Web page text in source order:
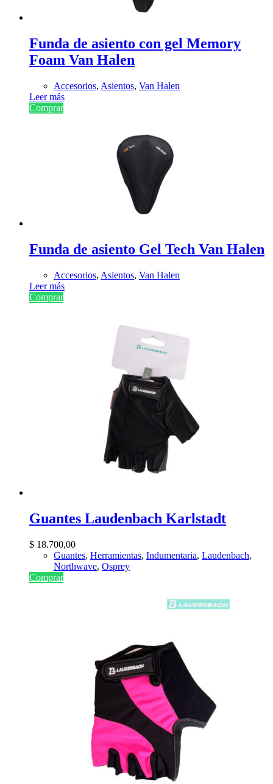
Funda de asiento con gel Memory
Foam Van Halen
Accesorios, Asientos, Van Halen
Leer más
Comprar
Funda de asiento Gel Tech Van Halen
Accesorios, Asientos, Van Halen
Leer más
Comprar
Guantes Laudenbach Karlstadt
$ 18.700,00
Guantes, Herramientas, Indumentaria, Laudenbach,
Northwave, Osprey
Comprar